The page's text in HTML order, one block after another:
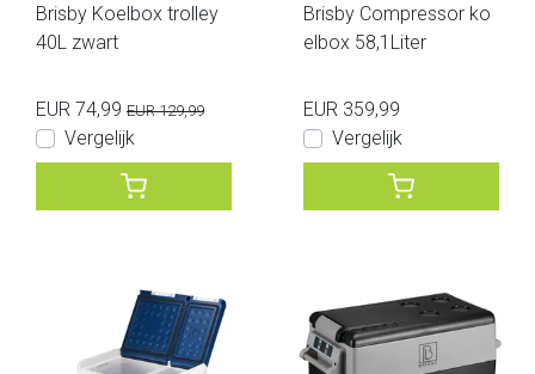
Brisby Koelbox trolley
40L zwart
EUR 74,99 EUR 129,99
Vergelijk
Brisby Compressor ko
elbox 58,1Liter
EUR 359,99
Vergelijk